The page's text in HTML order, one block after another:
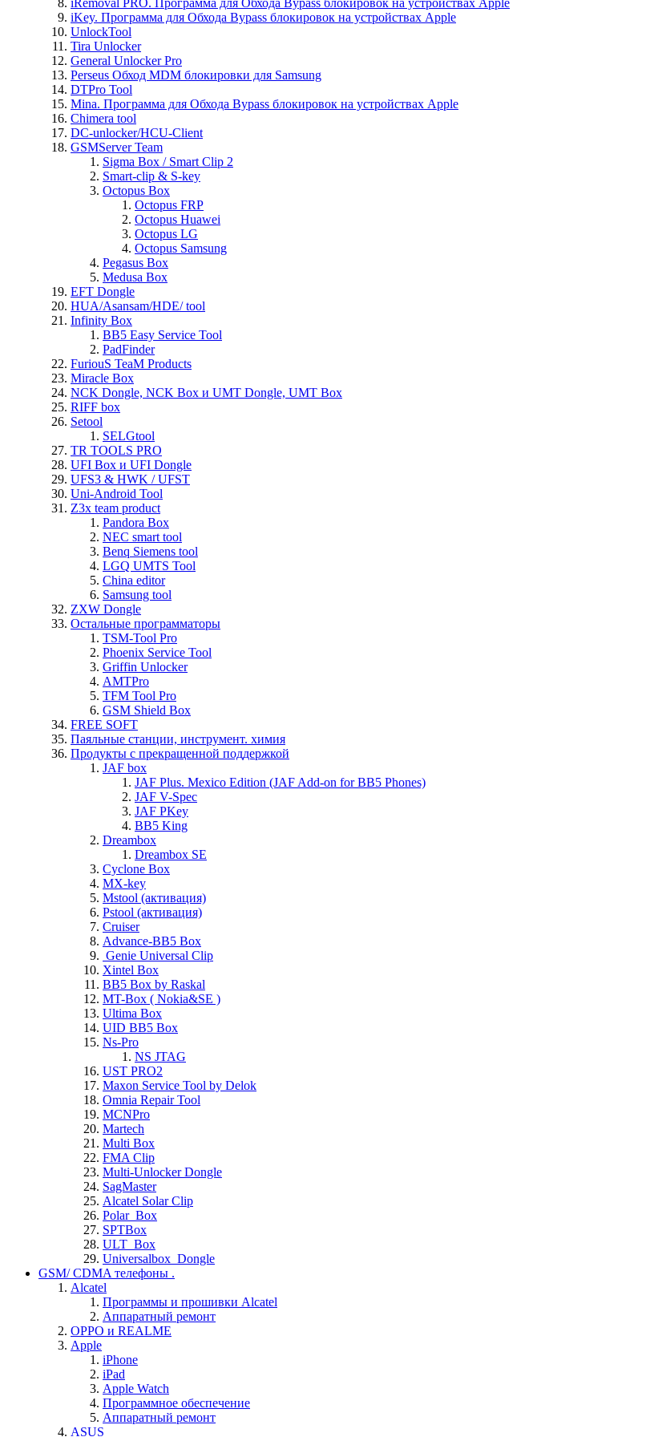
iRemoval PRO. Программа для Обхода Bypass блокировок на устройствах Apple
iKey. Программа для Обхода Bypass блокировок на устройствах Apple
UnlockTool
Tira Unlocker
General Unlocker Pro
Perseus Обход MDM блокировки для Samsung
DTPro Tool
Mina. Программа для Обхода Bypass блокировок на устройствах Apple
Chimera tool
DC-unlocker/HCU-Client
GSMServer Team
Sigma Box / Smart Clip 2
Smart-clip & S-key
Octopus Box
Octopus FRP
Octopus Huawei
Octopus LG
Octopus Samsung
Pegasus Box
Medusa Box
EFT Dongle
HUA/Asansam/HDE/ tool
Infinity Box
BB5 Easy Service Tool
PadFinder
FuriouS TeaM Products
Miracle Box
NCK Dongle, NCK Box и UMT Dongle, UMT Box
RIFF box
Setool
SELGtool
TR TOOLS PRO
UFI Box и UFI Dongle
UFS3 & HWK / UFST
Uni-Android Tool
Z3x team product
Pandora Box
NEC smart tool
Benq Siemens tool
LGQ UMTS Tool
China editor
Samsung tool
ZXW Dongle
Остальные программаторы
TSM-Tool Pro
Phoenix Service Tool
Griffin Unlocker
AMTPro
TFM Tool Pro
GSM Shield Box
FREE SOFT
Паяльные станции, инструмент. химия
Продукты с прекращенной поддержкой
JAF box
JAF Plus. Mexico Edition (JAF Add-on for BB5 Phones)
JAF V-Spec
JAF PKey
BB5 King
Dreambox
Dreambox SE
Cyclone Box
MX-key
Mstool (активация)
Pstool (активация)
Cruiser
Advance-BB5 Box
Genie Universal Clip
Xintel Box
BB5 Box by Raskal
MT-Box ( Nokia&SE )
Ultima Box
UID BB5 Box
Ns-Pro
NS JTAG
UST PRO2
Maxon Service Tool by Delok
Omnia Repair Tool
MCNPro
Martech
Multi Box
FMA Clip
Multi-Unlocker Dongle
SagMaster
Alcatel Solar Clip
Polar_Box
SPTBox
ULT_Box
Universalbox_Dongle
GSM/ CDMA телефоны .
Alcatel
Программы и прошивки Alcatel
Аппаратный ремонт
OPPO и REALME
Apple
iPhone
iPad
Apple Watch
Программное обеспечение
Аппаратный ремонт
ASUS